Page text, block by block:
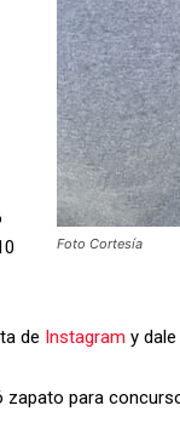
Foto Cortesía
de Instagram y
para